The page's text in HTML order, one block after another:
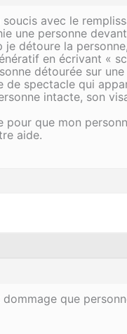
soucis avec le
une personne
je détoure la
en écrivant «
détourée sur
de spectacle qui
intacte, son
pour que mon
aide.
dommage que